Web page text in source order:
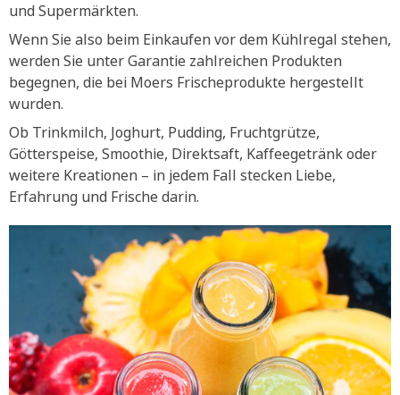
und Supermärkten.
Wenn Sie also beim Einkaufen vor dem Kühlregal stehen,
werden Sie unter Garantie zahlreichen Produkten
begegnen, die bei Moers Frischeprodukte hergestellt
wurden.
Ob Trinkmilch, Joghurt, Pudding, Fruchtgrütze,
Götterspeise, Smoothie, Direktsaft, Kaffeegetränk oder
weitere Kreationen – in jedem Fall stecken Liebe,
Erfahrung und Frische darin.